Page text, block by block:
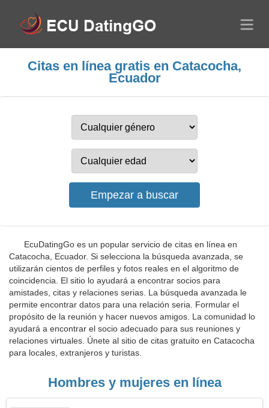
Citas en línea gratis en Catacocha,
Ecuador
EcuDatingGo es un popular servicio de citas en línea en
Catacocha, Ecuador. Si selecciona la búsqueda avanzada, se
utilizarán cientos de perfiles y fotos reales en el algoritmo de
coincidencia. El sitio lo ayudará a encontrar socios para
amistades, citas y relaciones serias. La búsqueda avanzada le
permite encontrar datos para una relación seria. Formular el
propósito de la reunión y hacer nuevos amigos. La comunidad lo
ayudará a encontrar el socio adecuado para sus reuniones y
relaciones virtuales. Únete al sitio de citas gratuito en Catacocha
para locales, extranjeros y turistas.
Hombres y mujeres en línea